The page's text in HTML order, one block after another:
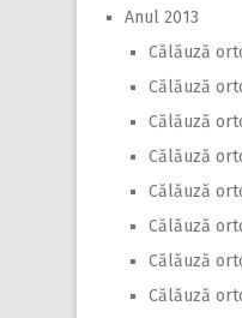
Anul 2013
Călăuză
Călăuză
Călăuză
Călăuză
Călăuză
Călăuză
Călăuză
Călăuză